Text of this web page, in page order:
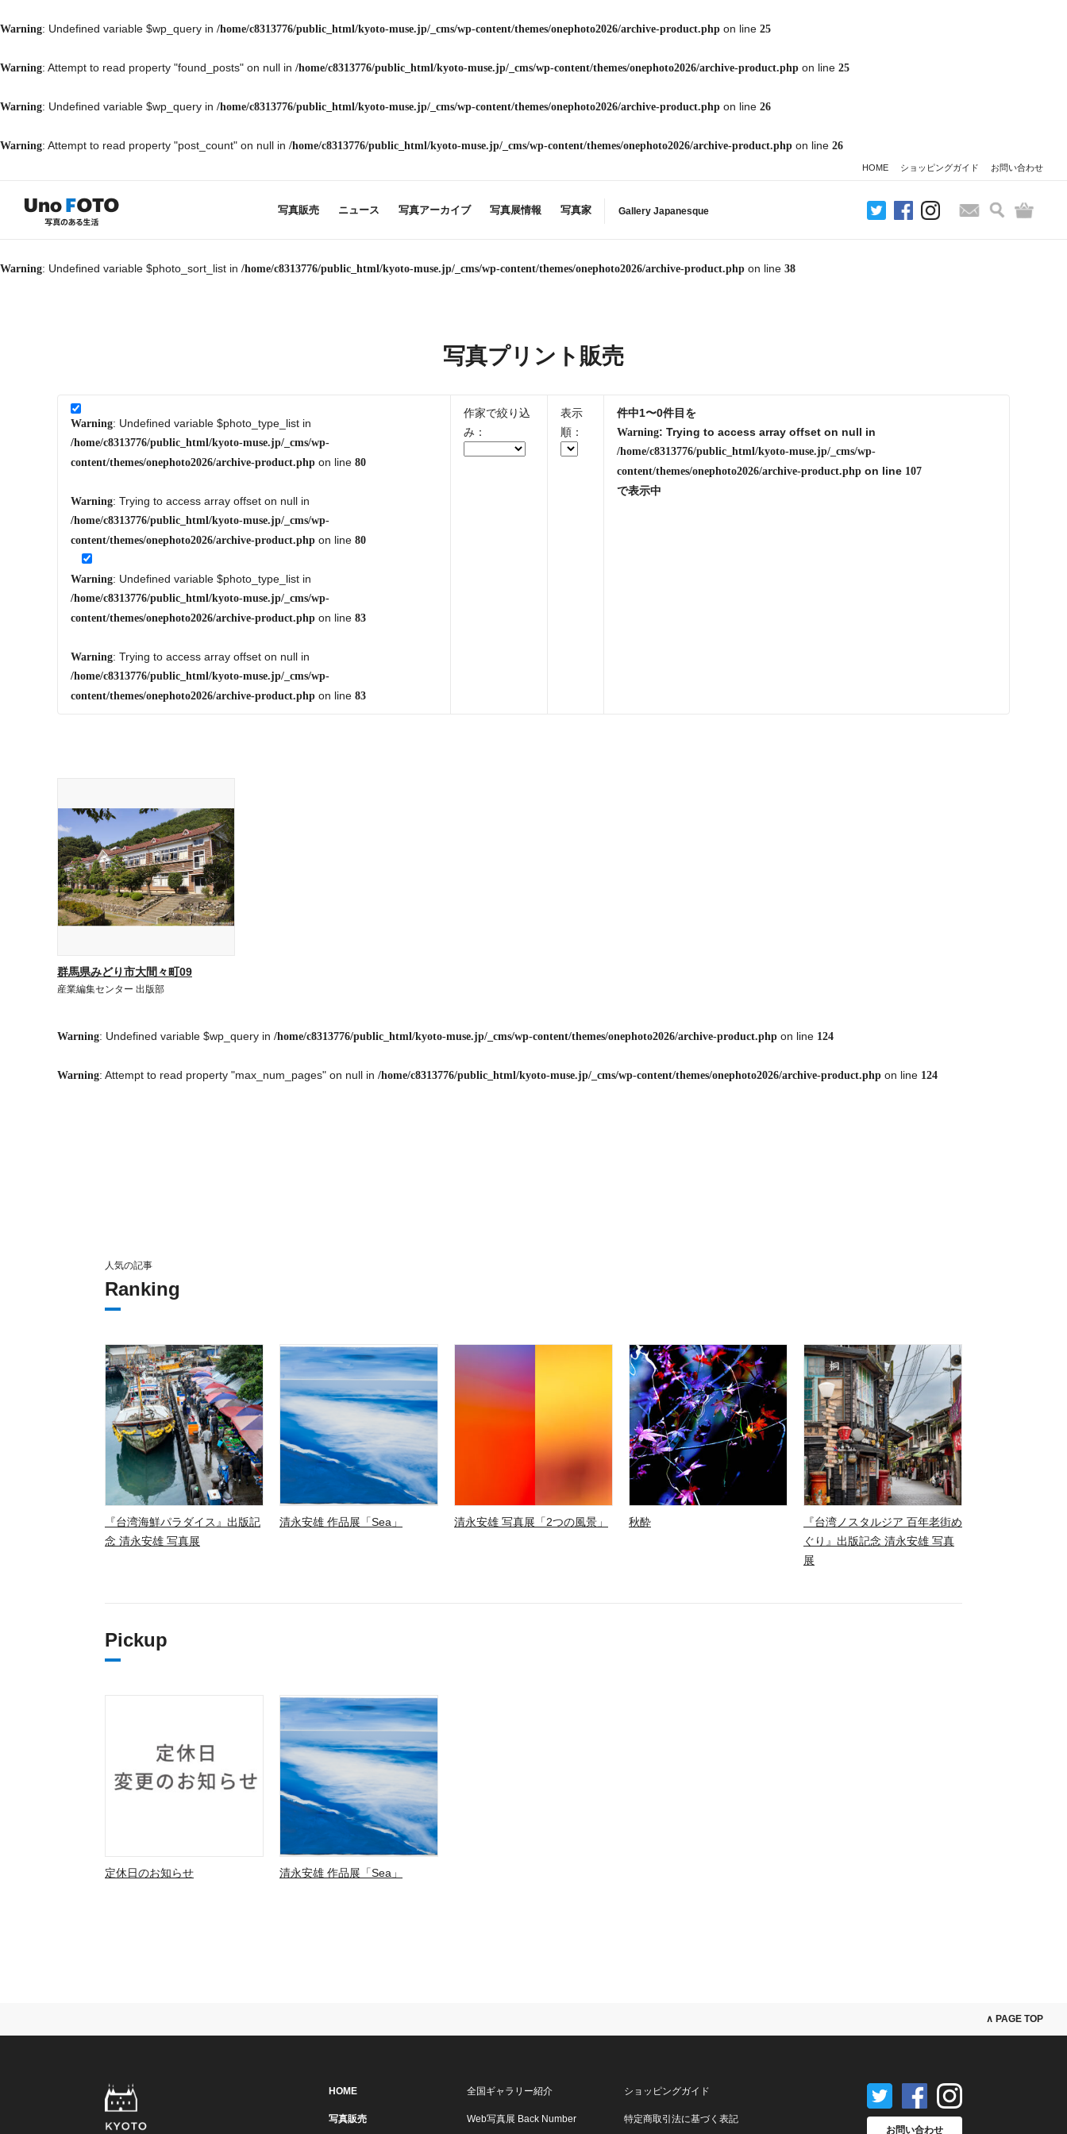
Warning: Undefined variable $wp_query in /home/c8313776/public_html/kyoto-muse.jp/_cms/wp-content/themes/onephoto2026/archive-product.php on line 25
Warning: Attempt to read property "found_posts" on null in /home/c8313776/public_html/kyoto-muse.jp/_cms/wp-content/themes/onephoto2026/archive-product.php on line 25
Warning: Undefined variable $wp_query in /home/c8313776/public_html/kyoto-muse.jp/_cms/wp-content/themes/onephoto2026/archive-product.php on line 26
Warning: Attempt to read property "post_count" on null in /home/c8313776/public_html/kyoto-muse.jp/_cms/wp-content/themes/onephoto2026/archive-product.php on line 26
HOME ショッピングガイド お問い合わせ
写真販売 ニュース 写真アーカイブ 写真展情報 写真家 Gallery Japanesque お問い合わせ
検索
Warning: Undefined variable $photo_sort_list in /home/c8313776/public_html/kyoto-muse.jp/_cms/wp-content/themes/onephoto2026/archive-product.php on line 38
写真プリント販売
Warning: Undefined variable $photo_type_list in
/home/c8313776/public_html/kyoto-muse.jp/_cms/wp-
content/themes/onephoto2026/archive-product.php on line 80
Warning: Trying to access array offset on null in
/home/c8313776/public_html/kyoto-muse.jp/_cms/wp-
content/themes/onephoto2026/archive-product.php on line 80
Warning: Undefined variable $photo_type_list in
/home/c8313776/public_html/kyoto-muse.jp/_cms/wp-
content/themes/onephoto2026/archive-product.php on line 83
Warning: Trying to access array offset on null in
/home/c8313776/public_html/kyoto-muse.jp/_cms/wp-
content/themes/onephoto2026/archive-product.php on line 83
作家で絞り込
み：
表示
順：
件中1〜0件目を
Warning: Trying to access array offset on null in
/home/c8313776/public_html/kyoto-muse.jp/_cms/wp-
content/themes/onephoto2026/archive-product.phpon line 107
で表示中
群馬県みどり市大間々町09
産業編集センター 出版部
Warning: Undefined variable $wp_query in /home/c8313776/public_html/kyoto-muse.jp/_cms/wp-content/themes/onephoto2026/archive-product.php on line 124
Warning: Attempt to read property "max_num_pages" on null in /home/c8313776/public_html/kyoto-muse.jp/_cms/wp-content/themes/onephoto2026/archive-product.php on line 124
人気の記事
Ranking
『台湾海鮮パラダイス』出版記
念 清永安雄 写真展
清永安雄 作品展「Sea」 清永安雄 写真展「2つの風景」 秋酔
『台湾ノスタルジア 百年老街め
ぐり』出版記念 清永安雄 写真
展
Pickup
定休日のお知らせ 清永安雄 作品展「Sea」
∧ PAGE TOP
HOME
写真販売
全国ギャラリー紹介
Web写真展 Back Number
ショッピングガイド
特定商取引法に基づく表記
お問い合わせ